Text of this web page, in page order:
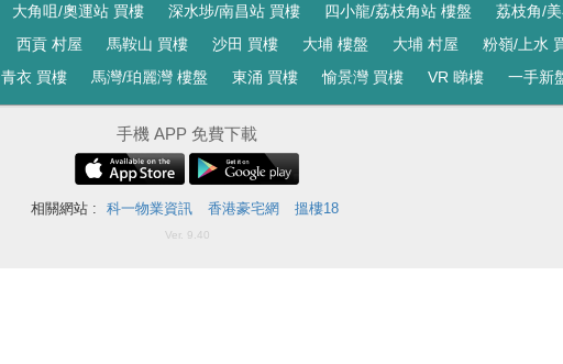
大角咀/奧運站 買樓 深水埗/南昌站 買樓 四小龍/荔枝角站 樓盤 荔枝角/
西貢 村屋 馬鞍山 買樓 沙田 買樓 大埔 樓盤 大埔 村屋 粉嶺/上水
青衣 買樓 馬灣/珀麗灣 樓盤 東涌 買樓 愉景灣 買樓 VR 睇樓 一手新
手機 APP 免費下載
相關網站 : 科一物業資訊 香港豪宅網 搵樓18
Ver. 9.40